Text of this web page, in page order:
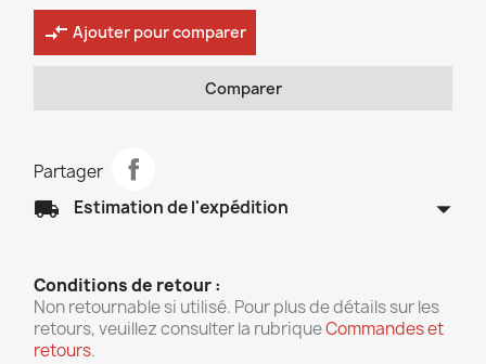
compare_arrows Ajouter pour comparer
Comparer
Partager
local_shipping Estimation de l'expédition arrow_drop_down
Conditions de retour :
Non retournable si utilisé. Pour plus de détails sur les
retours, veuillez consulter la rubriqueCommandes et
retours.